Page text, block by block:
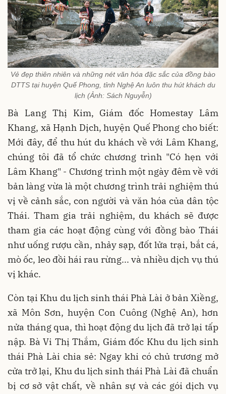
Vẻ đẹp thiên nhiên và những nét văn hóa đặc sắc của đồng bào
DTTS tại huyện Quế Phong, tỉnh Nghệ An luôn thu hút khách du
lịch (Ảnh: Sách Nguyễn)
Bà Lang Thị Kim, Giám đốc Homestay Lâm
Khang, xã Hạnh Dịch, huyện Quế Phong cho biết:
Mới đây, để thu hút du khách về với Lâm Khang,
chúng tôi đã tổ chức chương trình "Có hẹn với
Lâm Khang" - Chương trình một ngày đêm về với
bản làng vừa là một chương trình trải nghiệm thú
vị về cảnh sắc, con người và văn hóa của dân tộc
Thái. Tham gia trải nghiệm, du khách sẽ được
tham gia các hoạt động cùng với đồng bào Thái
như uống rượu cần, nhảy sạp, đốt lửa trại, bắt cá,
mò ốc, leo đồi hái rau rừng... và nhiều dịch vụ thú
vị khác.
Còn tại Khu du lịch sinh thái Phà Lài ở bản Xiềng,
xã Môn Sơn, huyện Con Cuông (Nghệ An), hơn
nửa tháng qua, thì hoạt động du lịch đã trở lại tấp
nập. Bà Vi Thị Thắm, Giám đốc Khu du lịch sinh
thái Phà Lài chia sẻ: Ngay khi có chủ trương mở
cửa trở lại, Khu du lịch sinh thái Phà Lài đã chuẩn
bị cơ sở vật chất, về nhân sự và các gói dịch vụ